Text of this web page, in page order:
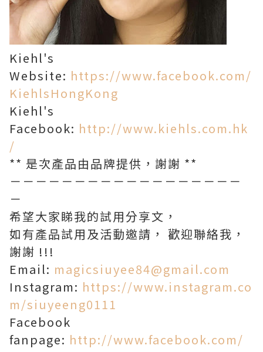
Kiehl's
Website: https://www.facebook.com/
KiehlsHongKong
Kiehl's
Facebook: http://www.kiehls.com.hk
/
** 是次產品由品牌提供，謝謝 **
－－－－－－－－－－－－－－－－－－
－
希望大家睇我的試用分享文，
如有產品試用及活動邀請， 歡迎聯絡我，
謝謝 !!!
Email: magicsiuyee84@gmail.com
Instagram: https://www.instagram.co
m/siuyeeng0111
Facebook
fanpage: http://www.facebook.com/